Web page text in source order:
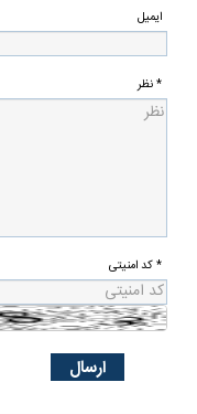
ایمیل
* نظر
* کد امنیتی